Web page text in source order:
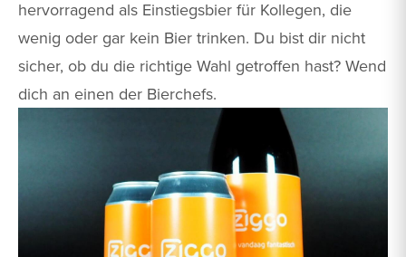
hervorragend als Einstiegsbier für Kollegen, die
wenig oder gar kein Bier trinken. Du bist dir nicht
sicher, ob du die richtige Wahl getroffen hast? Wend
dich an einen der Bierchefs.